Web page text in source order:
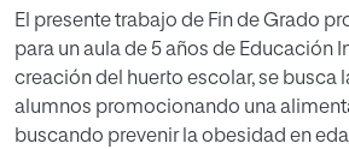
El presente trabajo de Fin de Grado
para un aula de 5 años de Educación
creación del huerto escolar, se busca
alumnos promocionando una
buscando prevenir la obesidad en